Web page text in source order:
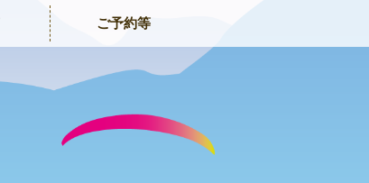
ご予約等